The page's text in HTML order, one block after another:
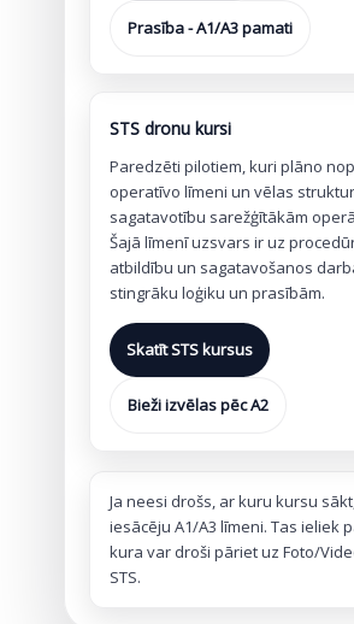
Prasība - A1/A3 pamati
STS dronu kursi
Paredzēti pilotiem, kuri plāno
operatīvo līmeni un vēlas
sagatavotību sarežģītākām
Šajā līmenī uzsvars ir uz
atbildību un sagatavošanos
stingrāku loģiku un prasībām.
Skatīt STS kursus
Bieži izvēlas pēc A2
Ja neesi drošs, ar kuru kursu
iesācēju A1/A3 līmeni. Tas ieliek
kura var droši pāriet uz Foto/
STS.